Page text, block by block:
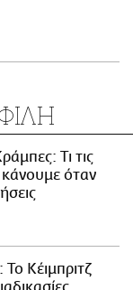
Τι τις
κάνουμε όταν
Κέιμπριτζ